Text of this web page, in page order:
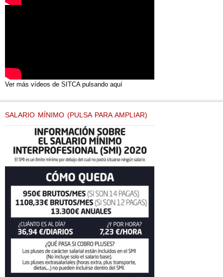
Ver más vídeos de SITCA pulsando aquí
SALARIO MÍNIMO (PULSA PARA AMPLIAR)